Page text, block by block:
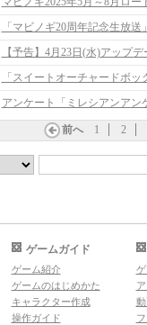
「マビノギ20周年記念生放
【予告】4月23日(水)アップ
「スイートオーチャードボ
アンケート「ミレシアンアン
前へ 1 2
ゲームガイド
ゲーム紹介
ゲームのはじめかた
キャラクター作成
操作ガイド